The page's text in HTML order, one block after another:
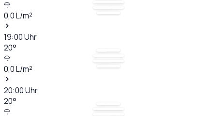
0,0L/m²
19:00Uhr
20°
0,0L/m²
20:00Uhr
20°